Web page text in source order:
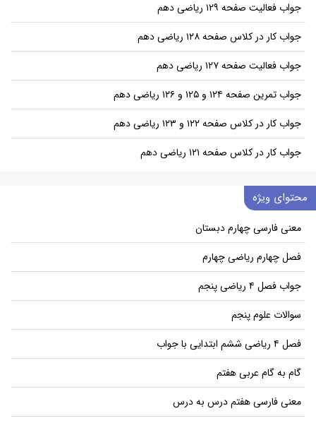
جواب فعالیت صفحه ۱۲۹ ریاضی دهم
جواب کار در کلاس صفحه ۱۲۸ ریاضی دهم
جواب فعالیت صفحه ۱۲۷ ریاضی دهم
جواب تمرین صفحه ۱۲۴ و ۱۲۵ و ۱۲۶ ریاضی دهم
جواب کار در کلاس صفحه ۱۲۲ و ۱۲۳ ریاضی دهم
جواب کار در کلاس صفحه ۱۲۱ ریاضی دهم
محتوای ویژه
معنی فارسی چهارم دبستان
فصل چهارم ریاضی چهارم
جواب فصل ۴ ریاضی پنجم
سوالات علوم پنجم
فصل ۴ ریاضی ششم ابتدایی با جواب
گام به گام عربی هفتم
معنی فارسی هفتم درس به درس